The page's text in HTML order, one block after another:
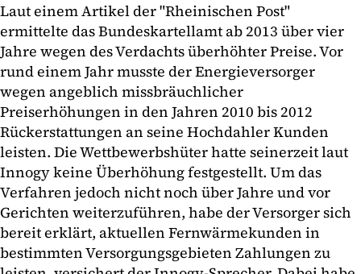
Laut einem Artikel der "Rheinischen Post"
ermittelte das Bundeskartellamt ab 2013 über vier
Jahre wegen des Verdachts überhöhter Preise. Vor
rund einem Jahr musste der Energieversorger
wegen angeblich missbräuchlicher
Preiserhöhungen in den Jahren 2010 bis 2012
Rückerstattungen an seine Hochdahler Kunden
leisten. Die Wettbewerbshüter hatte seinerzeit laut
Innogy keine Überhöhung festgestellt. Um das
Verfahren jedoch nicht noch über Jahre und vor
Gerichten weiterzuführen, habe der Versorger sich
bereit erklärt, aktuellen Fernwärmekunden in
bestimmten Versorgungsgebieten Zahlungen zu